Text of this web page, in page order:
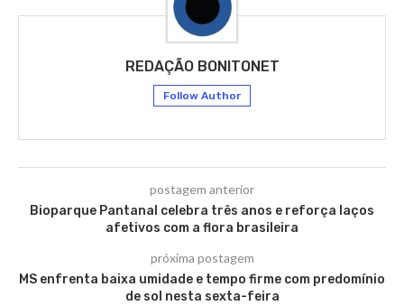
REDAÇÃO BONITONET
Follow Author
postagem anterior
Bioparque Pantanal celebra três anos e reforça laços
afetivos com a flora brasileira
próxima postagem
MS enfrenta baixa umidade e tempo firme com predomínio
de sol nesta sexta-feira